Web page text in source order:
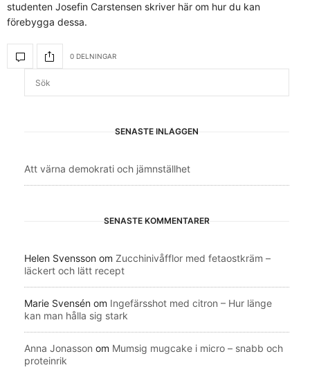
studenten Josefin Carstensen skriver här om hur du kan
förebygga dessa.
0 DELNINGAR
SENASTE INLÄGGEN
Att värna demokrati och jämnställhet
SENASTE KOMMENTARER
Helen Svensson om Zucchinivåfflor med fetaostkräm –
läckert och lätt recept
Marie Svensén om Ingefärsshot med citron – Hur länge
kan man hålla sig stark
Anna Jonasson om Mumsig mugcake i micro – snabb och
proteinrik